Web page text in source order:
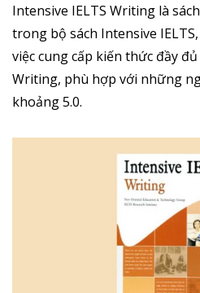
Intensive IELTS Writing là
trong bộ sách Intensive
việc cung cấp kiến thức đầy
Writing, phù hợp với những
khoảng 5.0.